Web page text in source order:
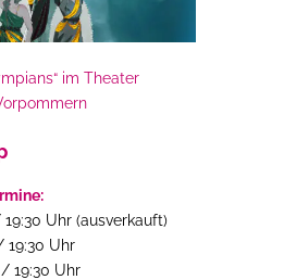
im Theater
19:30 Uhr (ausverkauft)
19:30 Uhr
19:30 Uhr